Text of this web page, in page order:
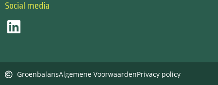
Social media
GroenbalansAlgemene VoorwaardenPrivacy policy